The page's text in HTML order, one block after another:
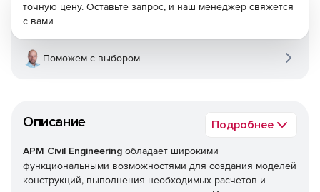
Описание Подробнее
APM Civil Engineering обладает широкими
функциональными возможностями для создания моделей
конструкций, выполнения необходимых расчетов и
точную цену. Оставьте запрос, и наш менеджер свяжется
с вами
Поможем с выбором